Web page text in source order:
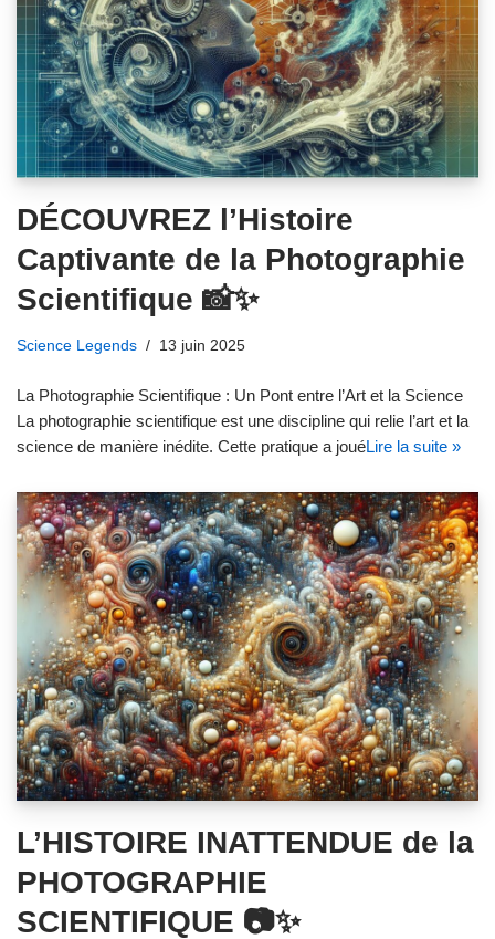
DÉCOUVREZ l’Histoire
Captivante de la Photographie
Scientifique 📸✨
Science Legends 13 juin 2025
La Photographie Scientifique : Un Pont entre l’Art et la Science
La photographie scientifique est une discipline qui relie l’art et la
science de manière inédite. Cette pratique a jouéLire la suite »
L’HISTOIRE INATTENDUE de la
PHOTOGRAPHIE
SCIENTIFIQUE 📷✨